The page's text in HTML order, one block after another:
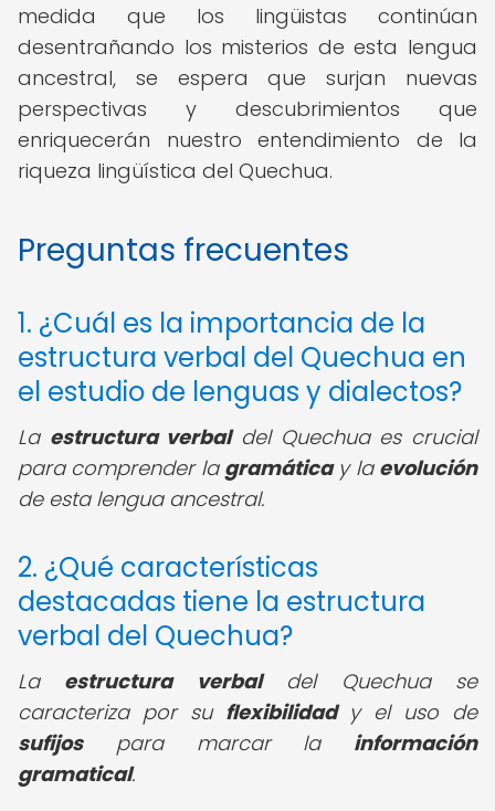
medida que los lingüistas continúan
desentrañando los misterios de esta lengua
ancestral, se espera que surjan nuevas
perspectivas y descubrimientos que
enriquecerán nuestro entendimiento de la
riqueza lingüística del Quechua.
Preguntas frecuentes
1. ¿Cuál es la importancia de la
estructura verbal del Quechua en
el estudio de lenguas y dialectos?
La estructura verbaldel Quechua es crucial
para comprender la gramáticay la evolución
de esta lengua ancestral.
2. ¿Qué características
destacadas tiene la estructura
verbal del Quechua?
La estructura verbaldel Quechua se
caracteriza por su flexibilidady el uso de
sufijospara marcar la información
gramatical.